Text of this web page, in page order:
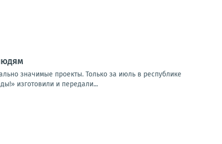
значимые проекты. Только за июль в республике
изготовили и передали...